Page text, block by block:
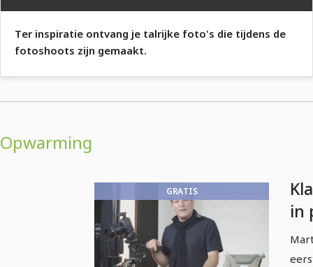
Ter inspiratie ontvang je talrijke foto's die tijdens de
fotoshoots zijn gemaakt.
Opwarming
GRATIS
in